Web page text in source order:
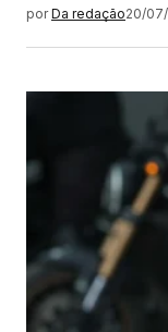
por Da redação20/